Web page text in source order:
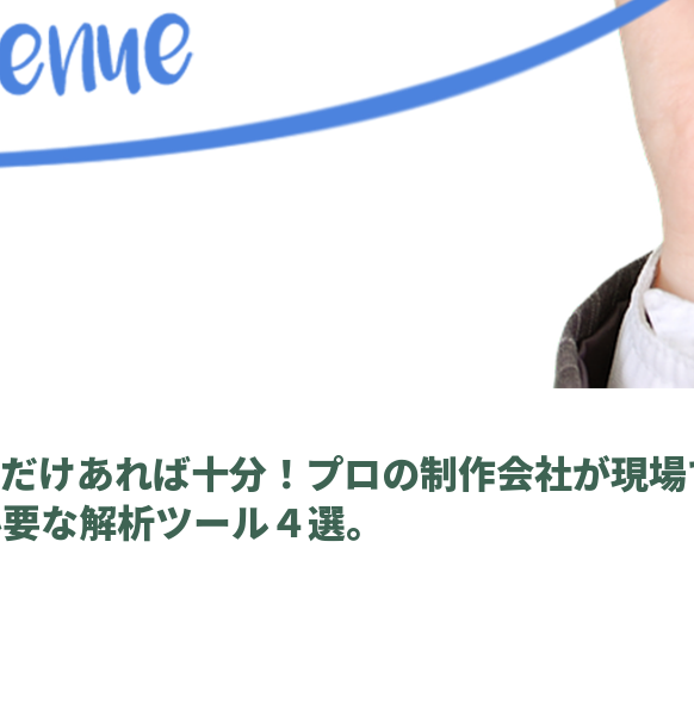
けあれば十分！プロの制作会社が現
な解析ツール４選。